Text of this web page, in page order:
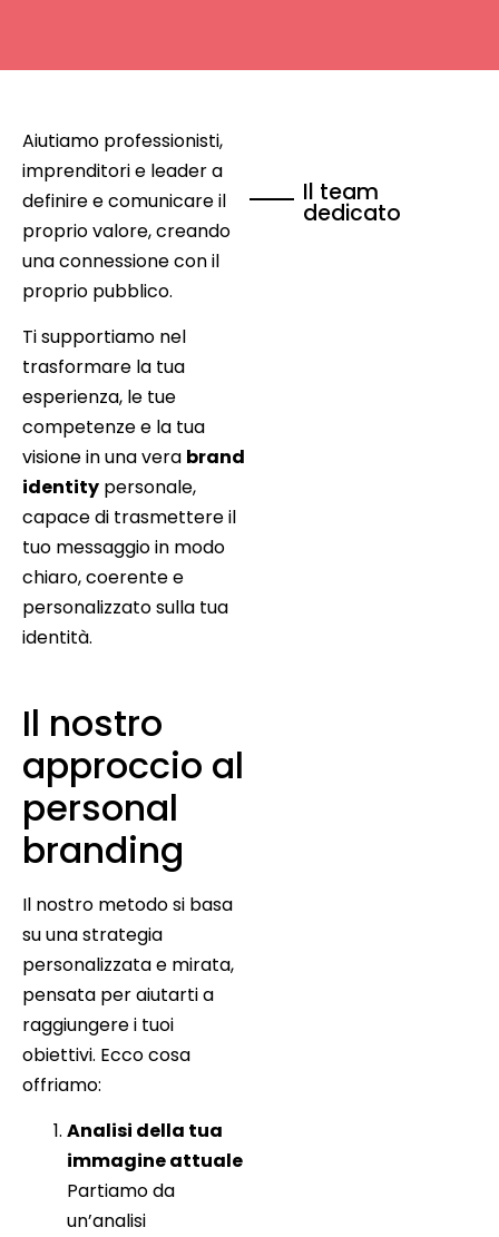
Aiutiamo professionisti,
imprenditori e leader a
definire e comunicare il
proprio valore, creando
una connessione con il
proprio pubblico.
Ti supportiamo nel
trasformare la tua
esperienza, le tue
competenze e la tua
visione in una vera brand
identity personale,
capace di trasmettere il
tuo messaggio in modo
chiaro, coerente e
personalizzato sulla tua
identità.
Il nostro
approccio al
personal
branding
Il nostro metodo si basa
su una strategia
personalizzata e mirata,
pensata per aiutarti a
raggiungere i tuoi
obiettivi. Ecco cosa
offriamo:
Analisi della tua
immagine attuale
Partiamo da
un’analisi
Il team
dedicato